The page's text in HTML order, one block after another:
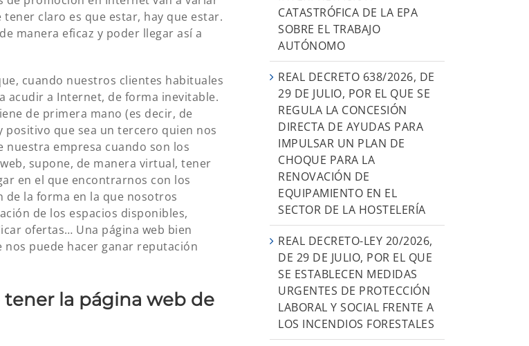
claro es que estar, hay que estar.
de manera eficaz y poder llegar así a
cuando nuestros clientes habituales
acudir a Internet, de forma inevitable.
de primera mano (es decir, de
positivo que sea un tercero quien nos
empresa cuando son los
supone, de manera virtual, tener
en el que encontrarnos con los
de la forma en la que nosotros
de los espacios disponibles,
ofertas… Una página web bien
puede hacer ganar reputación
la página web de
CATASTRÓFICA DE LA EPA
SOBRE EL TRABAJO
AUTÓNOMO
REAL DECRETO 638/2026, DE
29 DE JULIO, POR EL QUE SE
REGULA LA CONCESIÓN
DIRECTA DE AYUDAS PARA
IMPULSAR UN PLAN DE
CHOQUE PARA LA
RENOVACIÓN DE
EQUIPAMIENTO EN EL
SECTOR DE LA HOSTELERÍA
REAL DECRETO-LEY 20/2026,
DE 29 DE JULIO, POR EL QUE
SE ESTABLECEN MEDIDAS
URGENTES DE PROTECCIÓN
LABORAL Y SOCIAL FRENTE A
LOS INCENDIOS FORESTALES